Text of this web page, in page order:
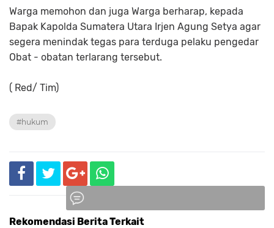
Warga memohon dan juga Warga berharap, kepada
Bapak Kapolda Sumatera Utara Irjen Agung Setya agar
segera menindak tegas para terduga pelaku pengedar
Obat - obatan terlarang tersebut.
( Red/ Tim)
#hukum
Rekomendasi Berita Terkait